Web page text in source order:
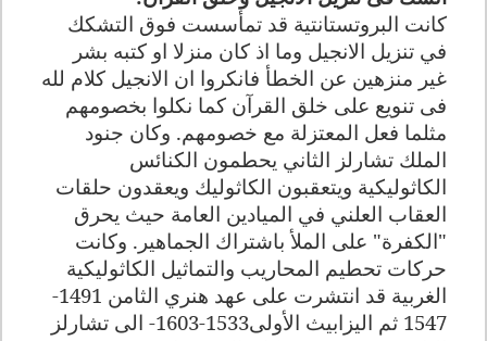
كانت البروتستانتية قد تمأسست فوق التشكك
في تنزيل الانجيل وما اذ كان منزلا او كتبه بشر
غير منزهين عن الخطأ فانكروا ان الانجيل كلام لله
فى تنويع على خلق القرآن كما نكلوا بخصومهم
مثلما فعل المعتزلة مع خصومهم. وكان جنود
الملك تشارلز الثاني يحطمون الكنائس
الكاثوليكية ويتعقبون الكاثوليك ويعقدون حلقات
العقاب العلني في الميادين العامة حيث يحرق
"الكفرة" على الملأ باشتراك الجماهير. وكانت
حركات تحطيم المحاريب والتماثيل الكاثوليكية
الغربية قد انتشرت على عهد هنري الثامن 1491-
1547 ثم اليزابيث الأولى1533-1603- الى تشارلز